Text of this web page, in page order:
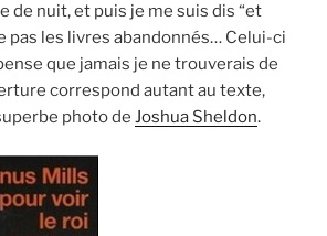
de nuit, et puis je me suis dis et
pas les livres abandonnés… Celui-ci
que jamais je ne trouverais de
correspond autant au texte,
photo de Joshua Sheldon.